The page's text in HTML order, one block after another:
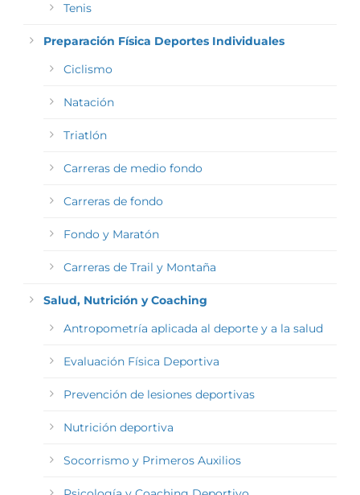
Tenis
Preparación Física Deportes Individuales
Ciclismo
Natación
Triatlón
Carreras de medio fondo
Carreras de fondo
Fondo y Maratón
Carreras de Trail y Montaña
Salud, Nutrición y Coaching
Antropometría aplicada al deporte y a la salud
Evaluación Física Deportiva
Prevención de lesiones deportivas
Nutrición deportiva
Socorrismo y Primeros Auxilios